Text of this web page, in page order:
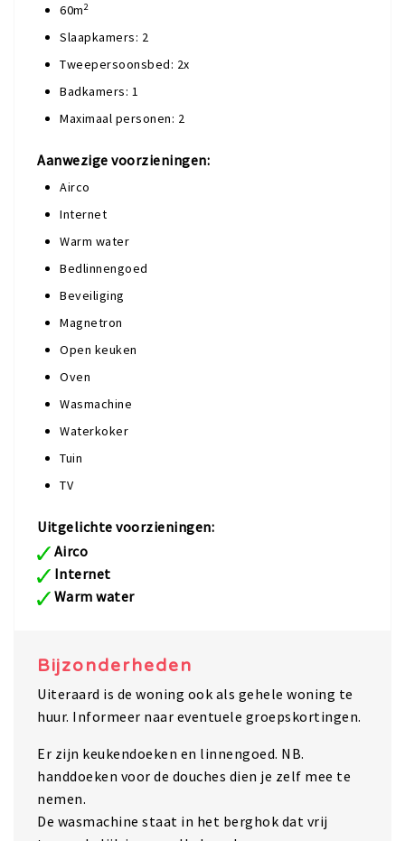
60m2
Slaapkamers: 2
Tweepersoonsbed: 2x
Badkamers: 1
Maximaal personen: 2
Aanwezige voorzieningen:
Airco
Internet
Warm water
Bedlinnengoed
Beveiliging
Magnetron
Open keuken
Oven
Wasmachine
Waterkoker
Tuin
TV
Uitgelichte voorzieningen:
Airco
Internet
Warm water
Bijzonderheden
Uiteraard is de woning ook als gehele woning te
huur. Informeer naar eventuele groepskortingen.
Er zijn keukendoeken en linnengoed. NB.
handdoeken voor de douches dien je zelf mee te
nemen.
De wasmachine staat in het berghok dat vrij